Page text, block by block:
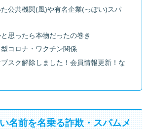
公共機関(風)や有名企業(っぽい)スパ
思ったら本物だったの巻き
型コロナ・ワクチン関係
ブスク解除しました！会員情報更新！な
名前を名乗る詐欺・スパムメ